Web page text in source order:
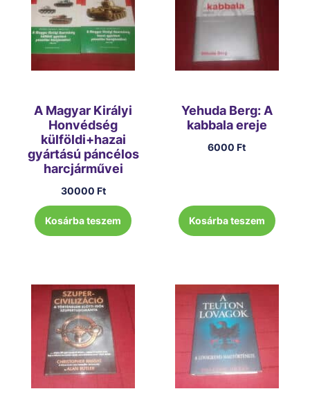
A Magyar Királyi
Honvédség
külföldi+hazai
gyártású páncélos
harcjárművei
30000 Ft
Kosárba teszem
Yehuda Berg: A
kabbala ereje
6000Ft
Kosárba teszem